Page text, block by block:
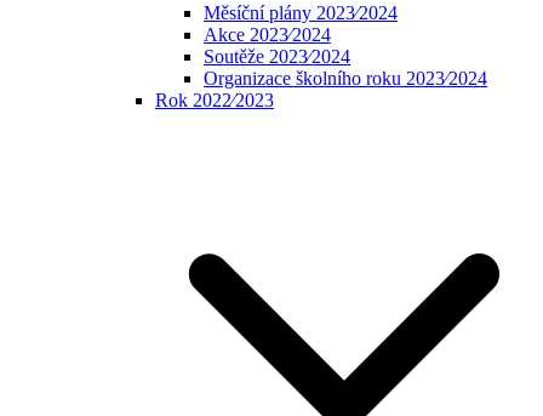
Měsíční plány 2023⁄2024
Akce 2023⁄2024
Soutěže 2023⁄2024
Organizace školního roku 2023⁄2024
Rok 2022⁄2023